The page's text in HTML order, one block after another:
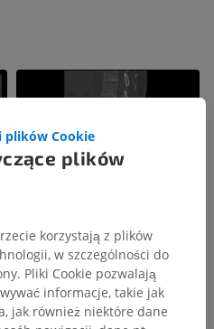
plików
plików Cookie
korzystają z plików
w szczególności do
Pliki Cookie pozwalają
informacje, takie jak
jak również niektóre dane